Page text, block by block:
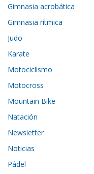
Gimnasia acrobática
Gimnasia rítmica
Judo
Karate
Motociclismo
Motocross
Mountain Bike
Natación
Newsletter
Noticias
Pádel